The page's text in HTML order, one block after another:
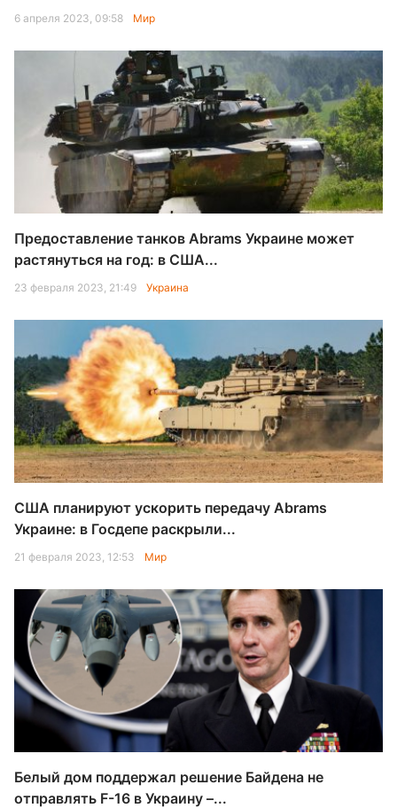
6 апреля 2023, 09:58 Мир
Предоставление танков Abrams Украине может
растянуться на год: в США...
23 февраля 2023, 21:49 Украина
США планируют ускорить передачу Abrams
Украине: в Госдепе раскрыли...
21 февраля 2023, 12:53 Мир
Белый дом поддержал решение Байдена не
отправлять F-16 в Украину –...